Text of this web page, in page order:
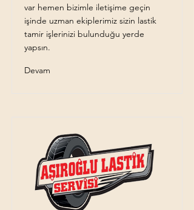
var hemen bizimle iletişime geçin
işinde uzman ekiplerimiz sizin lastik
tamir işlerinizi bulunduğu yerde
yapsın.
Devam